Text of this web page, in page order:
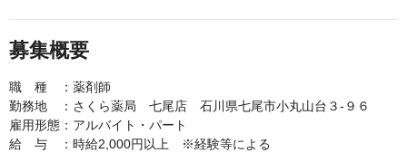
募集概要
職 種 ：薬剤師
勤務地 ：さくら薬局 七尾店 石川県七尾市小丸山台３-９６
雇用形態：アルバイト・パート
給 与 ：時給2,000円以上 ※経験等による